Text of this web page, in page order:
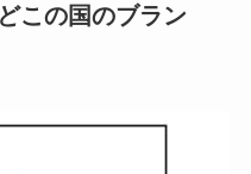
この国のブラン